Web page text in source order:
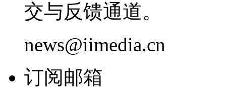
交与反馈通道。
news@iimedia.cn
订阅邮箱